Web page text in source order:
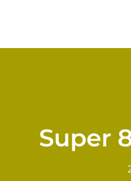
Super